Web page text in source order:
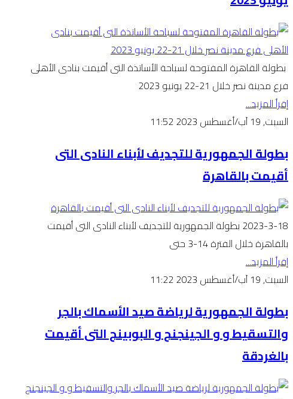
بطولة القاهرة المفتوحة لسباحة الأساتذة التى أقيمت بنادى الأهلى
فرع مدينة نصر خلال 21-22 يونيو 2023
إقرأ المزيد...
السبت, 19 آب/أغسطس 2023 11:52
بطولة الجمهورية للتجديف لأبناء النادى التى
أقيمت بالقاهرة
2023-3-18 بطولة الجمهورية للتجديف لأبناء النادى التى أقيمت
بالقاهرة خلال الفترة 14-3 حتى
إقرأ المزيد...
السبت, 19 آب/أغسطس 2023 11:22
بطولة الجمهورية لرياضة صيد الأسماك بالجر
والتسقيط و و الجينجنج و البوبينج التى أقيمت
بالغردقة